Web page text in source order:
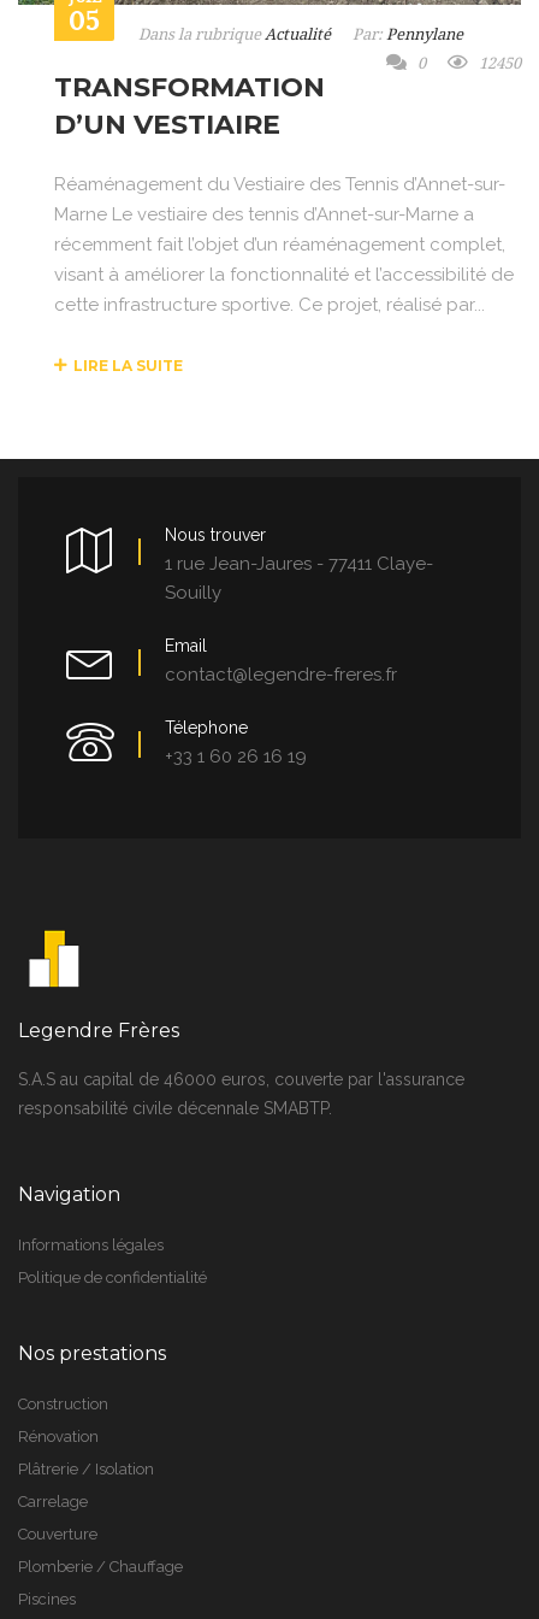
05 Dans la rubriqueActualité Par: Pennylane
0
12450
TRANSFORMATION
D’UN VESTIAIRE
Réaménagement du Vestiaire des Tennis d’Annet-sur-
Marne Le vestiaire des tennis d’Annet-sur-Marne a
récemment fait l’objet d’un réaménagement complet,
visant à améliorer la fonctionnalité et l’accessibilité de
cette infrastructure sportive. Ce projet, réalisé par...
LIRE LA SUITE
Nous trouver
1 rue Jean-Jaures - 77411 Claye-
Souilly
Email
contact@legendre-freres.fr
Télephone
+33 1 60 26 16 19
Legendre Frères
S.A.S au capital de 46000 euros, couverte par l'assurance
responsabilité civile décennale SMABTP.
Navigation
Informations légales
Politique de confidentialité
Nos prestations
Construction
Rénovation
Plâtrerie / Isolation
Carrelage
Couverture
Plomberie / Chauffage
Piscines